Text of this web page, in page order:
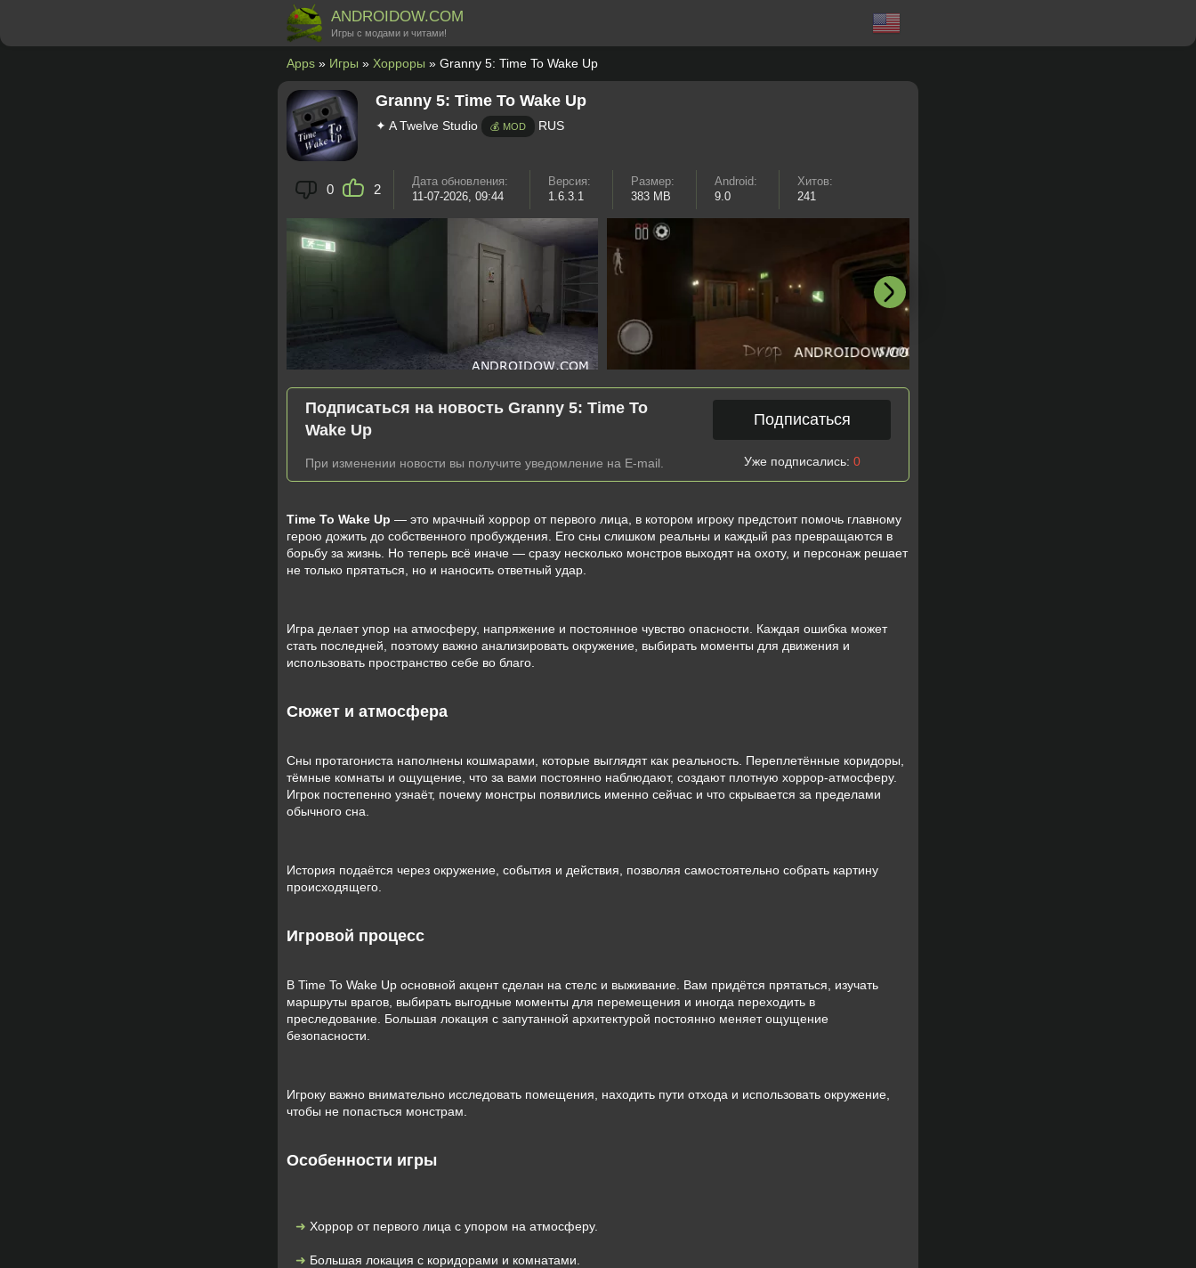
ANDROIDOW.COM
Игры с модами и читами!
Apps » Игры » Хорроры » Granny 5: Time To Wake Up
Granny 5: Time To Wake Up
✦ A Twelve Studio 💰 MOD RUS
0 2
Дата обновления:
11-07-2026, 09:44
Версия:
1.6.3.1
Размер:
383 MB
Android:
9.0
Хитов:
241
Подписаться на новость Granny 5: Time To
Wake Up
При изменении новости вы получите уведомление на E-mail.
Подписаться
Уже подписались: 0
Time To Wake Up — это мрачный хоррор от первого лица, в котором игроку предстоит помочь главному
герою дожить до собственного пробуждения. Его сны слишком реальны и каждый раз превращаются в
борьбу за жизнь. Но теперь всё иначе — сразу несколько монстров выходят на охоту, и персонаж решает
не только прятаться, но и наносить ответный удар.
Игра делает упор на атмосферу, напряжение и постоянное чувство опасности. Каждая ошибка может
стать последней, поэтому важно анализировать окружение, выбирать моменты для движения и
использовать пространство себе во благо.
Сюжет и атмосфера
Сны протагониста наполнены кошмарами, которые выглядят как реальность. Переплетённые коридоры,
тёмные комнаты и ощущение, что за вами постоянно наблюдают, создают плотную хоррор-атмосферу.
Игрок постепенно узнаёт, почему монстры появились именно сейчас и что скрывается за пределами
обычного сна.
История подаётся через окружение, события и действия, позволяя самостоятельно собрать картину
происходящего.
Игровой процесс
В Time To Wake Up основной акцент сделан на стелс и выживание. Вам придётся прятаться, изучать
маршруты врагов, выбирать выгодные моменты для перемещения и иногда переходить в
преследование. Большая локация с запутанной архитектурой постоянно меняет ощущение
безопасности.
Игроку важно внимательно исследовать помещения, находить пути отхода и использовать окружение,
чтобы не попасться монстрам.
Особенности игры
Хоррор от первого лица с упором на атмосферу.
Большая локация с коридорами и комнатами.